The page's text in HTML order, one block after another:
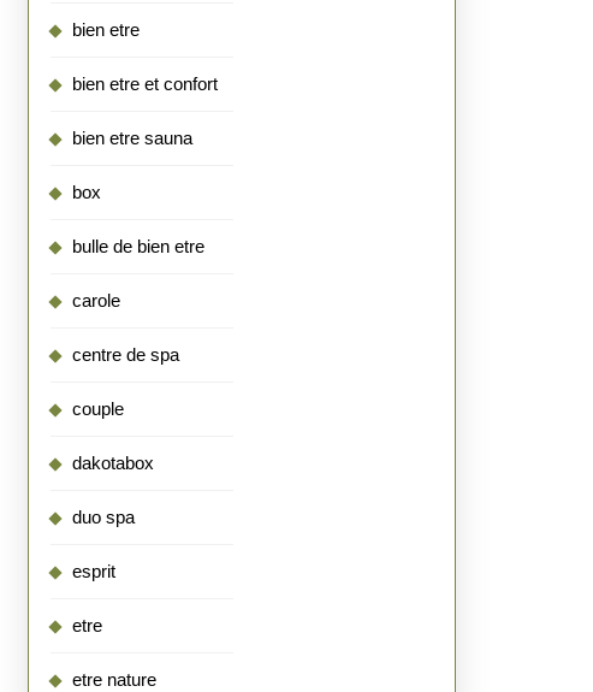
bien etre
bien etre et confort
bien etre sauna
box
bulle de bien etre
carole
centre de spa
couple
dakotabox
duo spa
esprit
etre
etre nature